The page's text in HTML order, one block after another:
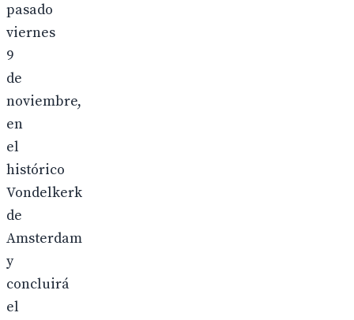
pasado
viernes
9
de
noviembre,
en
el
histórico
Vondelkerk
de
Amsterdam
y
concluirá
el